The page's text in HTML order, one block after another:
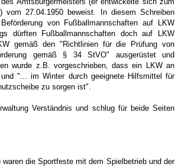
vom 27.04.1950 beweist. In diesem Schreiben
von Fußballmannschaften auf LKW
dürften Fußballmannschaften doch auf LKW
gemäß den "Richtlinien für die Prüfung von
gemäß § 34 StVO" ausgerüstet und
wurde z.B. vorgeschrieben, dass ein LKW an
"... im Winter durch geeignete Hilfsmittel für
zu sorgen ist".
Verständnis und schlug für beide Seiten
die Sportfeste mit dem Spielbetrieb und der